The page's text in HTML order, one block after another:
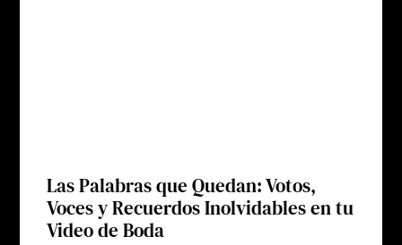
Las Palabras que Quedan: Votos,
Voces y Recuerdos Inolvidables en tu
Video de Boda